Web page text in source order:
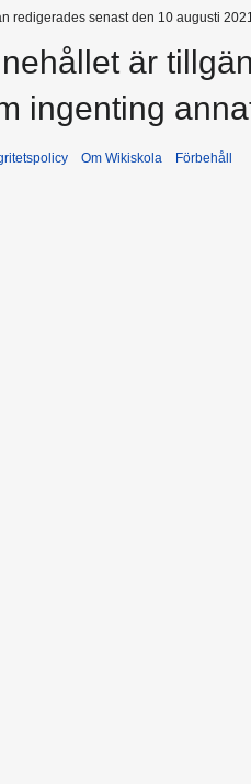
redigerades senast den 10 augusti
är
ingenting
Om Wikiskola Förbehåll